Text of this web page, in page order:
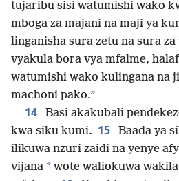
tujaribu sisi watumishi wako
mboga za majani na maji ya
linganisha sura zetu na sura za
vyakula bora vya mfalme,
watumishi wako kulingana na
machoni pako.”
14
Basi akakubali
kwa siku kumi. 15
Baada ya
ilikuwa nzuri zaidi na yenye
vijana * wote waliokuwa